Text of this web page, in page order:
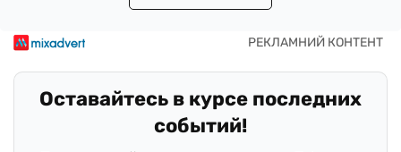
Оставайтесь в курсе последних
событий!